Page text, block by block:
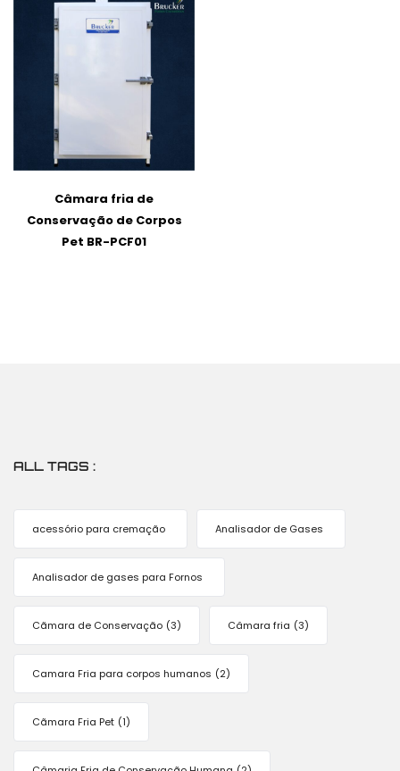
Câmara fria de
Conservação de Corpos
Pet BR-PCF01
ALL TAGS :
acessório para cremação Analisador de Gases
Analisador de gases para Fornos
Cãmara de Conservação (3) Câmara fria (3)
Camara Fria para corpos humanos (2)
Cãmara Fria Pet (1)